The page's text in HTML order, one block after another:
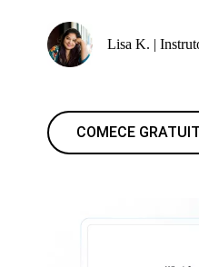
Lisa K. |
COMECE